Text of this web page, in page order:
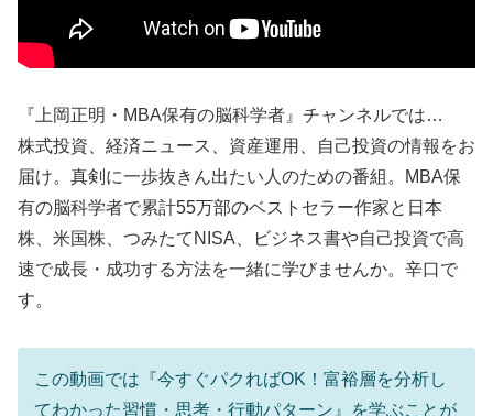
『上岡正明・MBA保有の脳科学者』チャンネルでは…
株式投資、経済ニュース、資産運用、自己投資の情報をお
届け。真剣に一歩抜きん出たい人のための番組。MBA保
有の脳科学者で累計55万部のベストセラー作家と日本
株、米国株、つみたてNISA、ビジネス書や自己投資で高
速で成長・成功する方法を一緒に学びませんか。辛口で
す。
この動画では『今すぐパクればOK！富裕層を分析し
てわかった習慣・思考・行動パターン』を学ぶことが